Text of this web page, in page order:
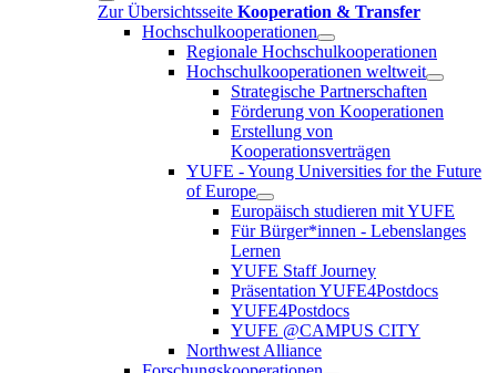
Zur Übersichtsseite Kooperation & Transfer
Hochschulkooperationen
Regionale Hochschulkooperationen
Hochschulkooperationen weltweit
Strategische Partnerschaften
Förderung von Kooperationen
Erstellung von
Kooperationsverträgen
YUFE - Young Universities for the Future
of Europe
Europäisch studieren mit YUFE
Für Bürger*innen - Lebenslanges
Lernen
YUFE Staff Journey
Präsentation YUFE4Postdocs
YUFE4Postdocs
YUFE @CAMPUS CITY
Northwest Alliance